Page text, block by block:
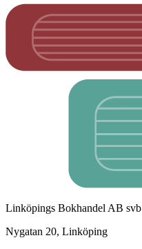
Linköpings Bokhandel AB svb
Nygatan 20, Linköping